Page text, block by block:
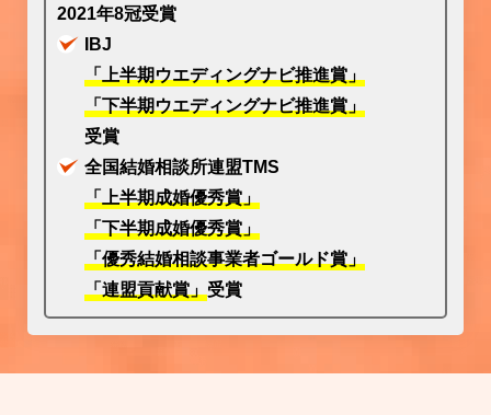
2021年8冠受賞
IBJ
「上半期ウエディングナビ推進賞」
「下半期ウエディングナビ推進賞」
受賞
全国結婚相談所連盟TMS
「上半期成婚優秀賞」
「下半期成婚優秀賞」
「優秀結婚相談事業者ゴールド賞」
「連盟貢献賞」 受賞